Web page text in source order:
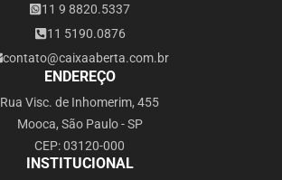
11 9 8820.5337
11 5190.0876
contato@caixaaberta.com.br
ENDEREÇO
Rua Visc. de Inhomerim, 455
Mooca, São Paulo - SP
CEP: 03120-000
INSTITUCIONAL